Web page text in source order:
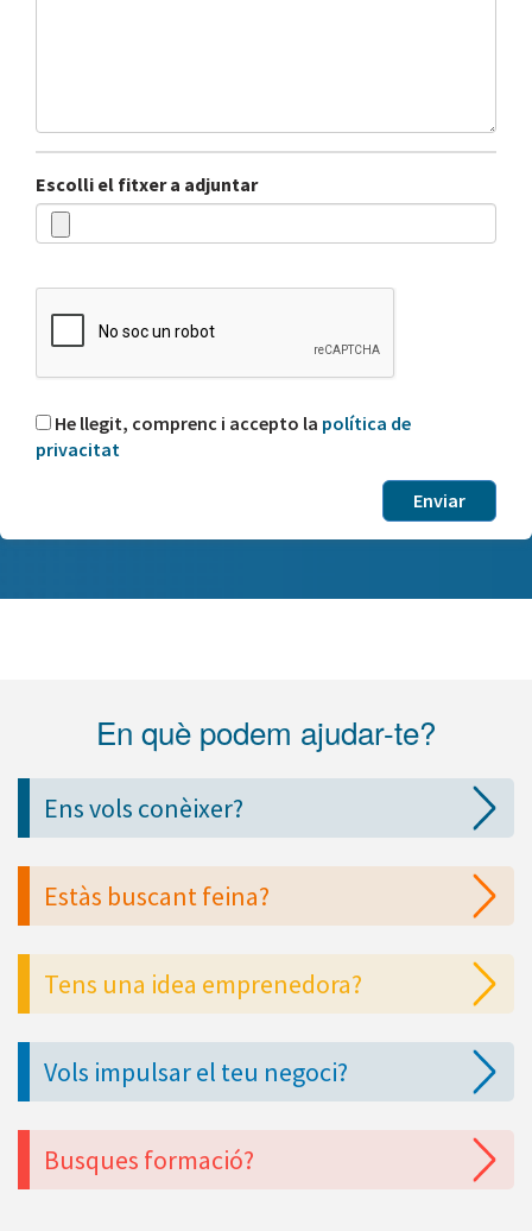
Escolli el fitxer a adjuntar
He llegit, comprenc i accepto la política de
privacitat
En què podem ajudar-te?
Ens vols conèixer?
Estàs buscant feina?
Tens una idea emprenedora?
Vols impulsar el teu negoci?
Busques formació?